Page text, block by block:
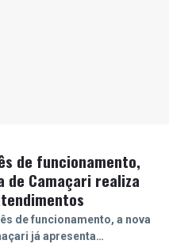
de funcionamento,
de Camaçari realiza
de funcionamento, a nova
já apresenta…